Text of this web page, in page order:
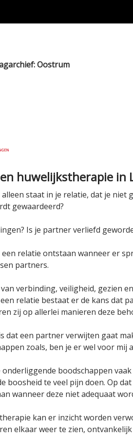
Oostrum
huwelijkstherapie in
staat in je relatie, dat je niet
gewaardeerd?
Is je partner verliefd
relatie ontstaan wanneer er
partners.
verbinding, veiligheid, gezien
relatie bestaat er de kans dat
zij op allerlei manieren deze
dat een partner verwijten gaat
zoals, ben je er wel voor mij
boodschappen
boosheid te veel pijn doen. Op
wanneer deze niet adequaat
kan er inzicht worden
elkaar weer te zien,